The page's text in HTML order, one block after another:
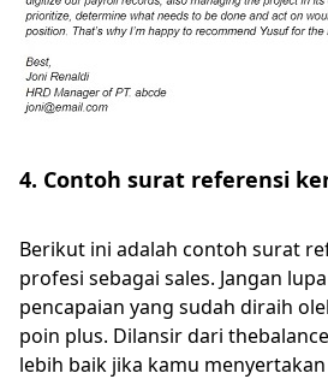
4. Contoh surat referensi
Berikut ini adalah contoh surat
profesi sebagai sales. Jangan
pencapaian yang sudah diraih
poin plus. Dilansir dari
lebih baik jika kamu